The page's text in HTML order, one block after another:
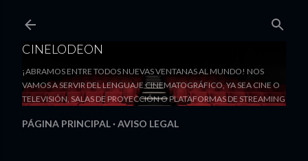
CINELODEON
¡ABRAMOS ENTRE TODOS NUEVAS VENTANAS AL MUNDO! NOS
VAMOS A SERVIR DEL LENGUAJE CINEMATOGRÁFICO, YA SEA CINE O
TELEVISIÓN, SALAS DE PROYECCIÓN O PLATAFORMAS DE STREAMING
PÁGINA PRINCIPAL AVISO LEGAL